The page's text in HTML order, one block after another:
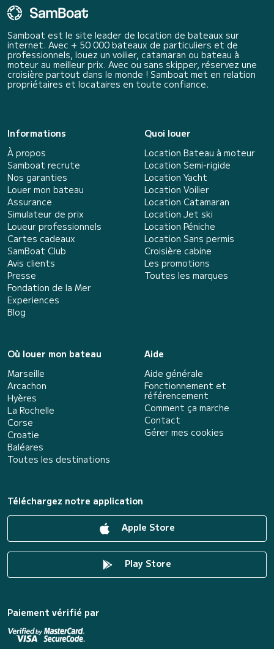
Samboat est le site leader de location de bateaux sur
internet. Avec + 50 000 bateaux de particuliers et de
professionnels, louez un voilier, catamaran ou bateau à
moteur au meilleur prix. Avec ou sans skipper, réservez une
croisière partout dans le monde ! Samboat met en relation
propriétaires et locataires en toute confiance.
Informations
À propos
Samboat recrute
Nos garanties
Louer mon bateau
Assurance
Simulateur de prix
Loueur professionnels
Cartes cadeaux
SamBoat Club
Avis clients
Presse
Fondation de la Mer
Experiences
Blog
Quoi louer
Location Bateau à moteur
Location Semi-rigide
Location Yacht
Location Voilier
Location Catamaran
Location Jet ski
Location Péniche
Location Sans permis
Croisière cabine
Les promotions
Toutes les marques
Où louer mon bateau
Marseille
Arcachon
Hyères
La Rochelle
Corse
Croatie
Baléares
Toutes les destinations
Aide
Aide générale
Fonctionnement et
référencement
Comment ça marche
Contact
Gérer mes cookies
Téléchargez notre application
Apple Store
Play Store
Paiement vérifié par